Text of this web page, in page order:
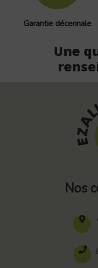
Garantie décennale
Une
Nos